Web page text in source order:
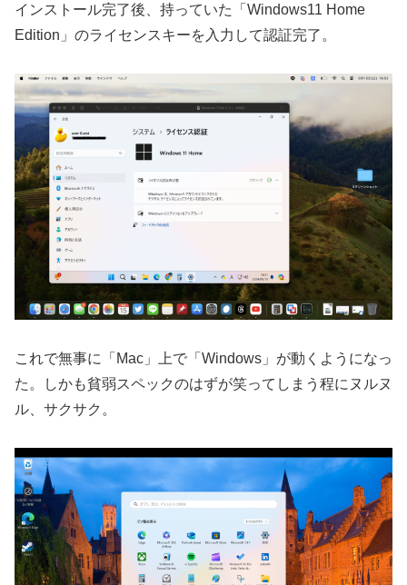
インストール完了後、持っていた「Windows11 Home
Edition」のライセンスキーを入力して認証完了。
これで無事に「Mac」上で「Windows」が動くようになっ
た。しかも貧弱スペックのはずが笑ってしまう程にヌルヌ
ル、サクサク。